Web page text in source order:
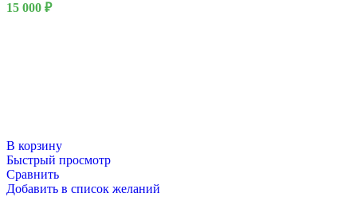
15 000 ₽
В корзину
Быстрый просмотр
Сравнить
Добавить в список желаний